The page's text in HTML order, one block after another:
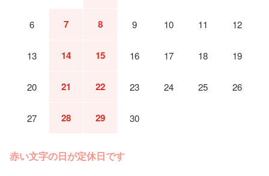
6 7 8 9 10 11 12
13 14 15 16 17 18 19
20 21 22 23 24 25 26
27 28 29 30
赤い文字の日が定休日です